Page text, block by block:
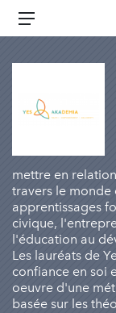
Aller
principal
Menu
mettre en
travers le monde
apprentissages
civique,
l'éducation au
Les lauréats de
confiance en soi
oeuvre d'une
basée sur les